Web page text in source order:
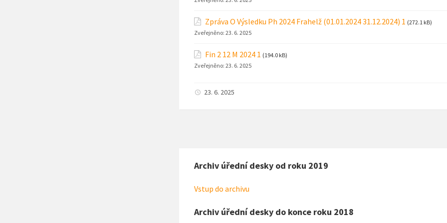
Zpráva O Výsledku Ph 2024 Frahelž (01.01.2024 31.12.2024) 1 (272.1 kB)
Zveřejněno: 23. 6. 2025
Fin 2 12 M 2024 1 (194.0 kB)
Zveřejněno: 23. 6. 2025
23. 6. 2025
Archiv úřední desky od roku 2019
Vstup do archivu
Archiv úřední desky do konce roku 2018